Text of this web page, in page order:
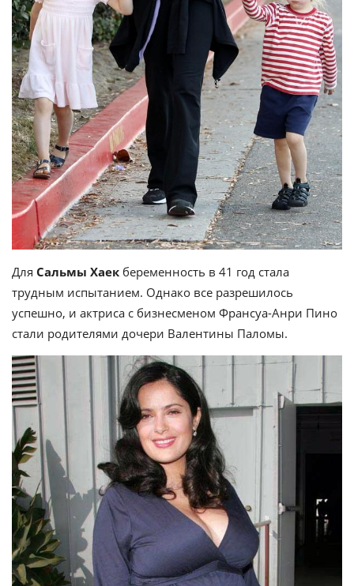
Для Сальмы Хаек беременность в 41 год стала
трудным испытанием. Однако все разрешилось
успешно, и актриса с бизнесменом Франсуа-Анри Пино
стали родителями дочери Валентины Паломы.